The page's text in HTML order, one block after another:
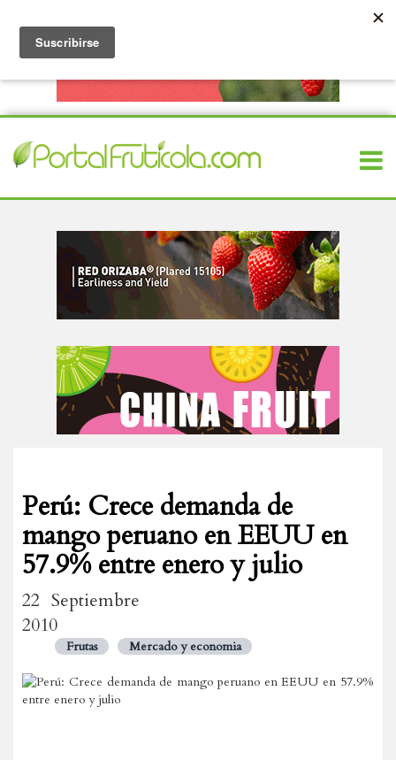
Perú: Crece demanda de
mango peruano en EEUU en
57.9% entre enero y julio
22 Septiembre
2010
Frutas Mercado y economia